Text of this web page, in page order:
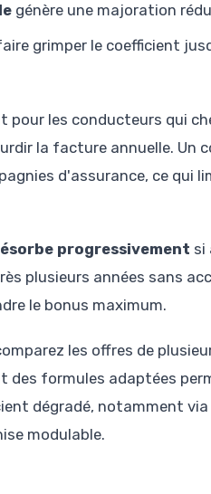
génère une majoration
grimper le coefficient
les conducteurs qui
la facture annuelle. Un
d'assurance, ce qui
progressivement si
plusieurs années sans
le bonus maximum.
les offres de
des formules adaptées
dégradé, notamment
modulable.